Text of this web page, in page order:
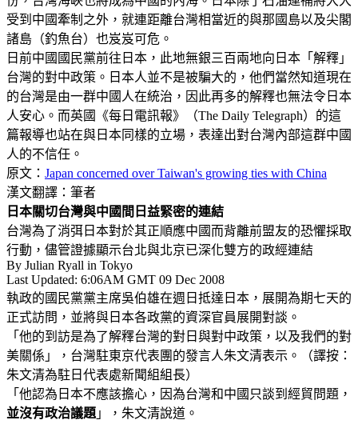
受到中國牽制之外，就連距離台灣相當近的與那國島以及尖閣
諸島（釣魚台）也岌岌可危。
日前中國國民黨前往日本，此地無銀三百兩地向日本「解釋」
台灣的對中政策。日本人並不是被騙大的，他們當然知道現在
的台灣是由一群中國人在統治，因此再多的解釋也無法令日本
人安心。而英國《每日電訊報》（The Daily Telegraph）的這
篇報導也站在與日本同樣的立場，表達出對台灣內部這群中國
人的不信任。
原文： Japan concerned over Taiwan's growing ties with China
漢文翻譯：筆者
日本關切台灣與中國間日益緊密的連結
台灣為了消弭日本對於其正順應中國而背離前盟友的恐懼採取
行動，儘管證據顯示台北與北京已深化雙方的政經連結
By Julian Ryall in Tokyo
Last Updated: 6:06AM GMT 09 Dec 2008
執政的國民黨黨主席吳伯雄在週日抵達日本，展開為期七天的
正式訪問，並將與日本各政黨的資深官員展開對談。
「他的到訪是為了解釋台灣的對日與對中政策，以及我們的對
美關係」，台灣駐東京代表團的發言人朱文清表示。（譯按：
朱文清為駐日代表處新聞組組長）
「他認為日本不應該擔心，因為台灣和中國只談到經貿問題，
並沒有政治議題 」，朱文清說道。